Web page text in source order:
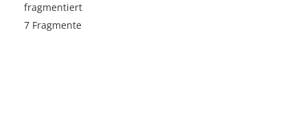
fragmentiert
7 Fragmente